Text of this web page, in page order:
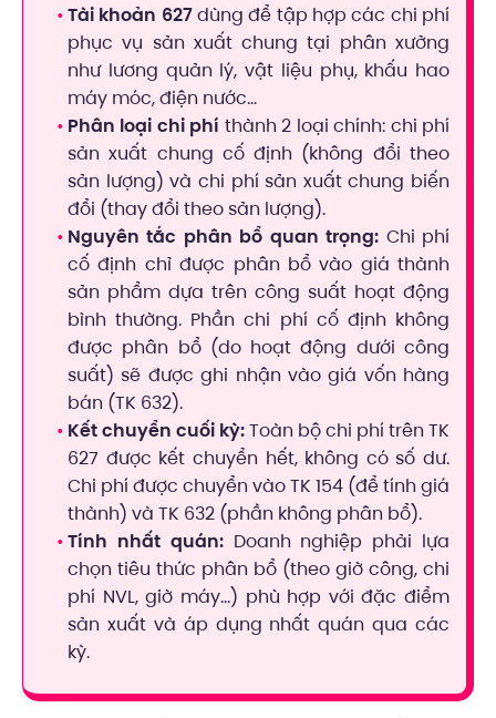
Tài khoản 627dùng để tập hợp các chi phí
phục vụ sản xuất chung tại phân xưởng
như lương quản lý, vật liệu phụ, khấu hao
máy móc, điện nước…
Phân loại chi phí thành 2 loại chính: chi phí
sản xuất chung cố định (không đổi theo
sản lượng) và chi phí sản xuất chung biến
đổi (thay đổi theo sản lượng).
Nguyên tắc phân bổ quan trọng: Chi phí
cố định chỉ được phân bổ vào giá thành
sản phẩm dựa trên công suất hoạt động
bình thường. Phần chi phí cố định không
được phân bổ (do hoạt động dưới công
suất) sẽ được ghi nhận vào giá vốn hàng
bán (TK 632).
Kết chuyển cuối kỳ:Toàn bộ chi phí trên TK
627 được kết chuyển hết, không có số dư.
Chi phí được chuyển vào TK 154 (để tính giá
thành) và TK 632 (phần không phân bổ).
Tính nhất quán:Doanh nghiệp phải lựa
chọn tiêu thức phân bổ (theo giờ công, chi
phí NVL, giờ máy…) phù hợp với đặc điểm
sản xuất và áp dụng nhất quán qua các
kỳ.